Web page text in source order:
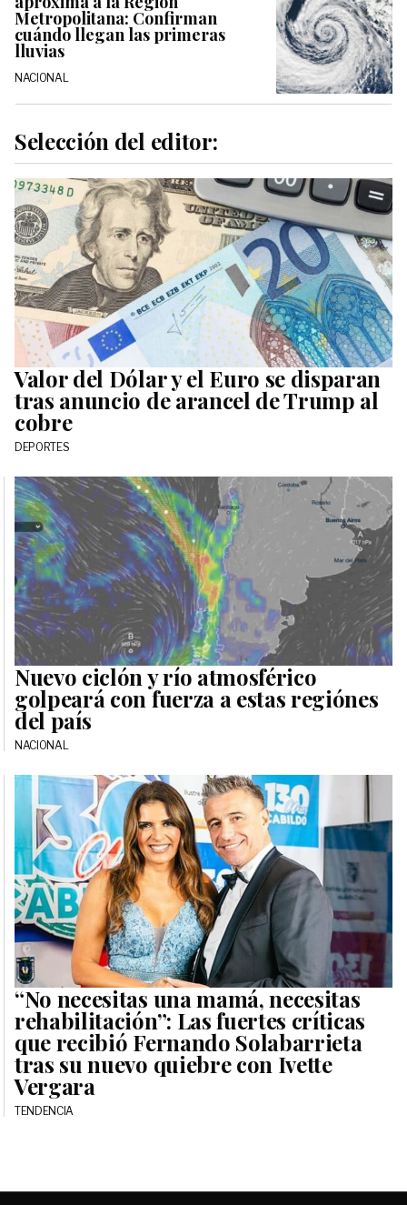
Metropolitana: Confirman
cuándo llegan las primeras
lluvias
NACIONAL
Selección del editor:
Valor del Dólar y el Euro se disparan
tras anuncio de arancel de Trump al
cobre
DEPORTES
Nuevo ciclón y río atmosférico
golpeará con fuerza a estas regiónes
del país
NACIONAL
“No necesitas una mamá, necesitas
rehabilitación”: Las fuertes críticas
que recibió Fernando Solabarrieta
tras su nuevo quiebre con Ivette
Vergara
TENDENCIA